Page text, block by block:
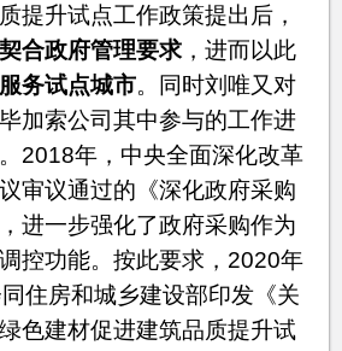
提升试点工作政策提出后，
合政府管理要求，进而以此
务试点城市。同时刘唯又对
加索公司其中参与的工作进
2018年，中央全面深化改革
审议通过的《深化政府采购
进一步强化了政府采购作为
控功能。按此要求，2020年
住房和城乡建设部印发《关
色建材促进建筑品质提升试